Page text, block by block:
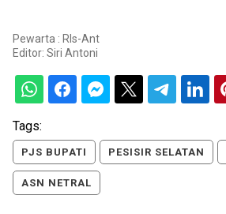
Pewarta : Rls-Ant
Editor: Siri Antoni
Tags:
PJS BUPATI PESISIR SELATAN
ASN NETRAL